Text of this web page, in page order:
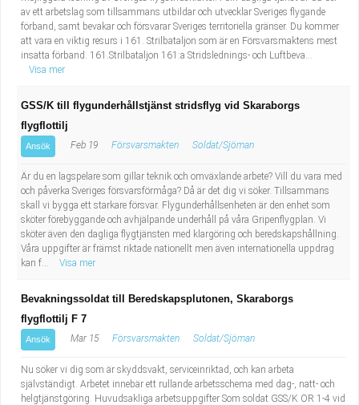
av ett arbetslag som tillsammans utbildar och utvecklar Sveriges flygande
förband, samt bevakar och försvarar Sveriges territoriella gränser. Du kommer
att vara en viktig resurs i 161. Strilbataljon som är en Försvarsmaktens mest
insatta förband. 161.Strilbataljon 161:a Stridslednings- och Luftbeva...
Visa mer
GSS/K till flygunderhållstjänst stridsflyg vid Skaraborgs
flygflottilj
Ansök Feb 19 Försvarsmakten Soldat/Sjöman
Är du en lagspelare som gillar teknik och omväxlande arbete? Vill du vara med
och påverka Sveriges försvarsförmåga? Då är det dig vi söker. Tillsammans
skall vi bygga ett starkare försvar. Flygunderhållsenheten är den enhet som
sköter förebyggande och avhjälpande underhåll på våra Gripenflygplan. Vi
sköter även den dagliga flygtjänsten med klargöring och beredskapshållning.
Våra uppgifter är främst riktade nationellt men även internationella uppdrag
kan f...
Visa mer
Bevakningssoldat till Beredskapsplutonen, Skaraborgs
flygflottilj F 7
Ansök Mar 15 Försvarsmakten Soldat/Sjöman
Nu söker vi dig som är skyddsvakt, serviceinriktad, och kan arbeta
självständigt. Arbetet innebär ett rullande arbetsschema med dag-, natt- och
helgtjänstgöring. Huvudsakliga arbetsuppgifter Som soldat GSS/K OR 1-4 vid